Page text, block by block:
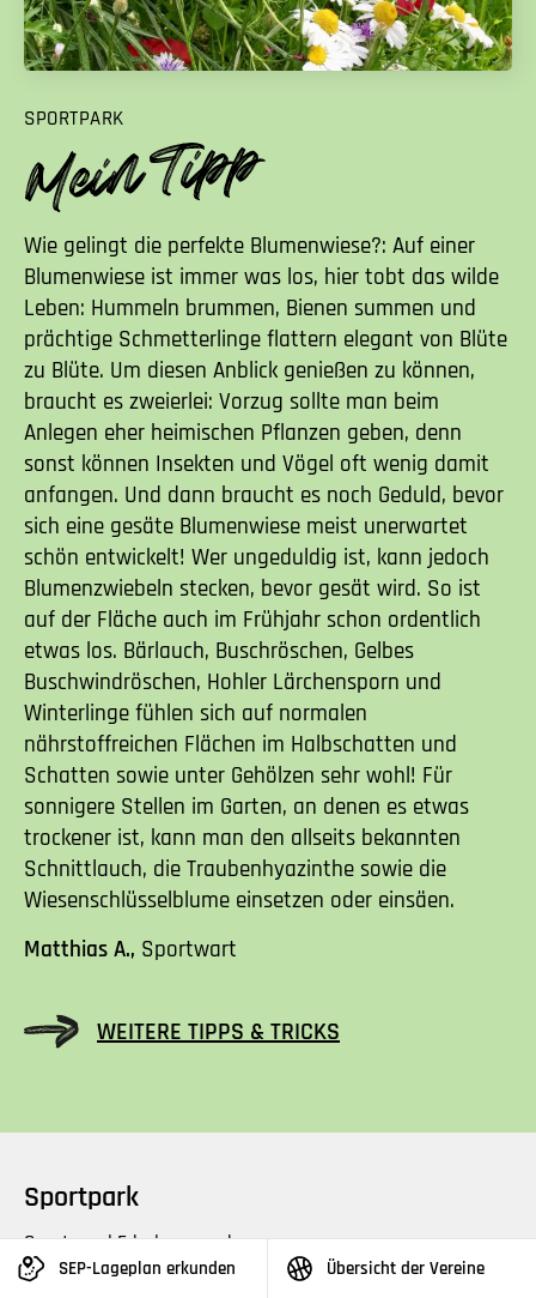
SEP-Lageplan erkunden Übersicht der Vereine
SPORTPARK
Wie gelingt die perfekte Blumenwiese?: Auf einer
Blumenwiese ist immer was los, hier tobt das wilde
Leben: Hummeln brummen, Bienen summen und
prächtige Schmetterlinge flattern elegant von Blüte
zu Blüte. Um diesen Anblick genießen zu können,
braucht es zweierlei: Vorzug sollte man beim
Anlegen eher heimischen Pflanzen geben, denn
sonst können Insekten und Vögel oft wenig damit
anfangen. Und dann braucht es noch Geduld, bevor
sich eine gesäte Blumenwiese meist unerwartet
schön entwickelt! Wer ungeduldig ist, kann jedoch
Blumenzwiebeln stecken, bevor gesät wird. So ist
auf der Fläche auch im Frühjahr schon ordentlich
etwas los. Bärlauch, Buschröschen, Gelbes
Buschwindröschen, Hohler Lärchensporn und
Winterlinge fühlen sich auf normalen
nährstoffreichen Flächen im Halbschatten und
Schatten sowie unter Gehölzen sehr wohl! Für
sonnigere Stellen im Garten, an denen es etwas
trockener ist, kann man den allseits bekannten
Schnittlauch, die Traubenhyazinthe sowie die
Wiesenschlüsselblume einsetzen oder einsäen.
Matthias A., Sportwart
WEITERE TIPPS & TRICKS
Sportpark
Sport- und Erholungspark
Sporthallen mieten